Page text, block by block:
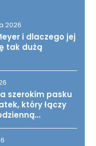
2026
i dlaczego jej
tak dużą
szerokim pasku
który łączy